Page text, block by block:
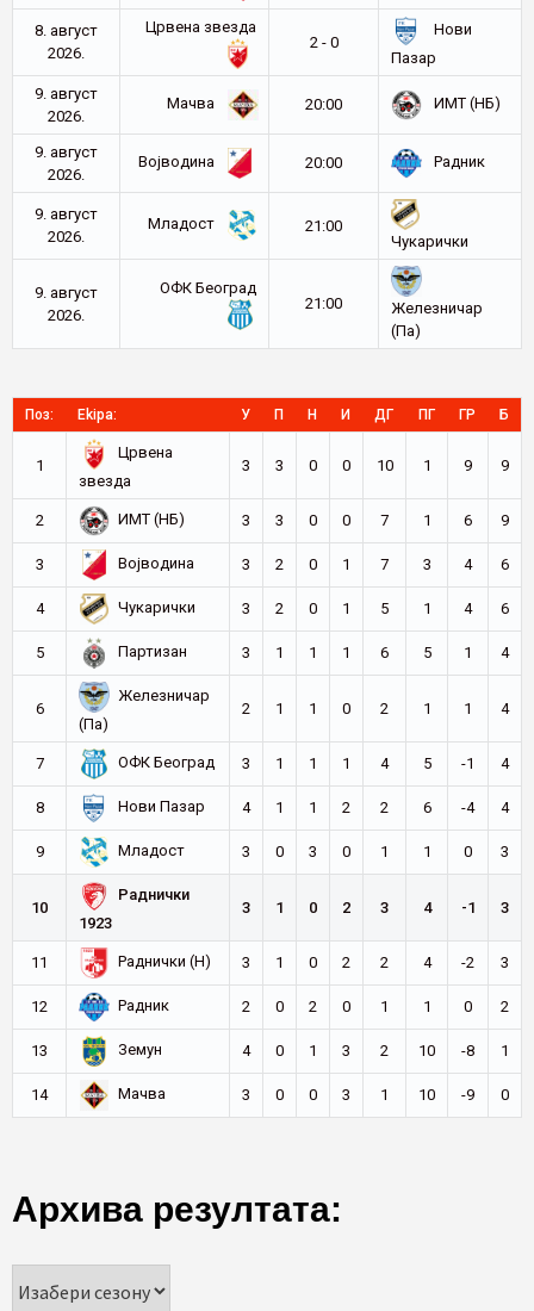
8. август
2026.
Црвена звезда
2 - 0
Нови
Пазар
9. август
2026.
Мачва 20:00 ИМТ (НБ)
9. август
2026.
Војводина 20:00 Радник
9. август
2026.
Младост
21:00
Чукарички
9. август
2026.
ОФК Београд
21:00
Железничар
(Па)
Поз: Ekipa: У П Н И ДГ ПГ ГР Б
1
Црвена
звезда
3 3 0 0 10 1 9 9
2 ИМТ (НБ) 3 3 0 0 7 1 6 9
3 Војводина 3 2 0 1 7 3 4 6
4 Чукарички 3 2 0 1 5 1 4 6
5 Партизан 3 1 1 1 6 5 1 4
6
Железничар
(Па)
2 1 1 0 2 1 1 4
7 ОФК Београд 3 1 1 1 4 5 -1 4
8 Нови Пазар 4 1 1 2 2 6 -4 4
9 Младост 3 0 3 0 1 1 0 3
10
Раднички
1923
3 1 0 2 3 4 -1 3
11 Раднички (Н) 3 1 0 2 2 4 -2 3
12 Радник 2 0 2 0 1 1 0 2
13 Земун 4 0 1 3 2 10 -8 1
14 Мачва 3 0 0 3 1 10 -9 0
Архива резултата: